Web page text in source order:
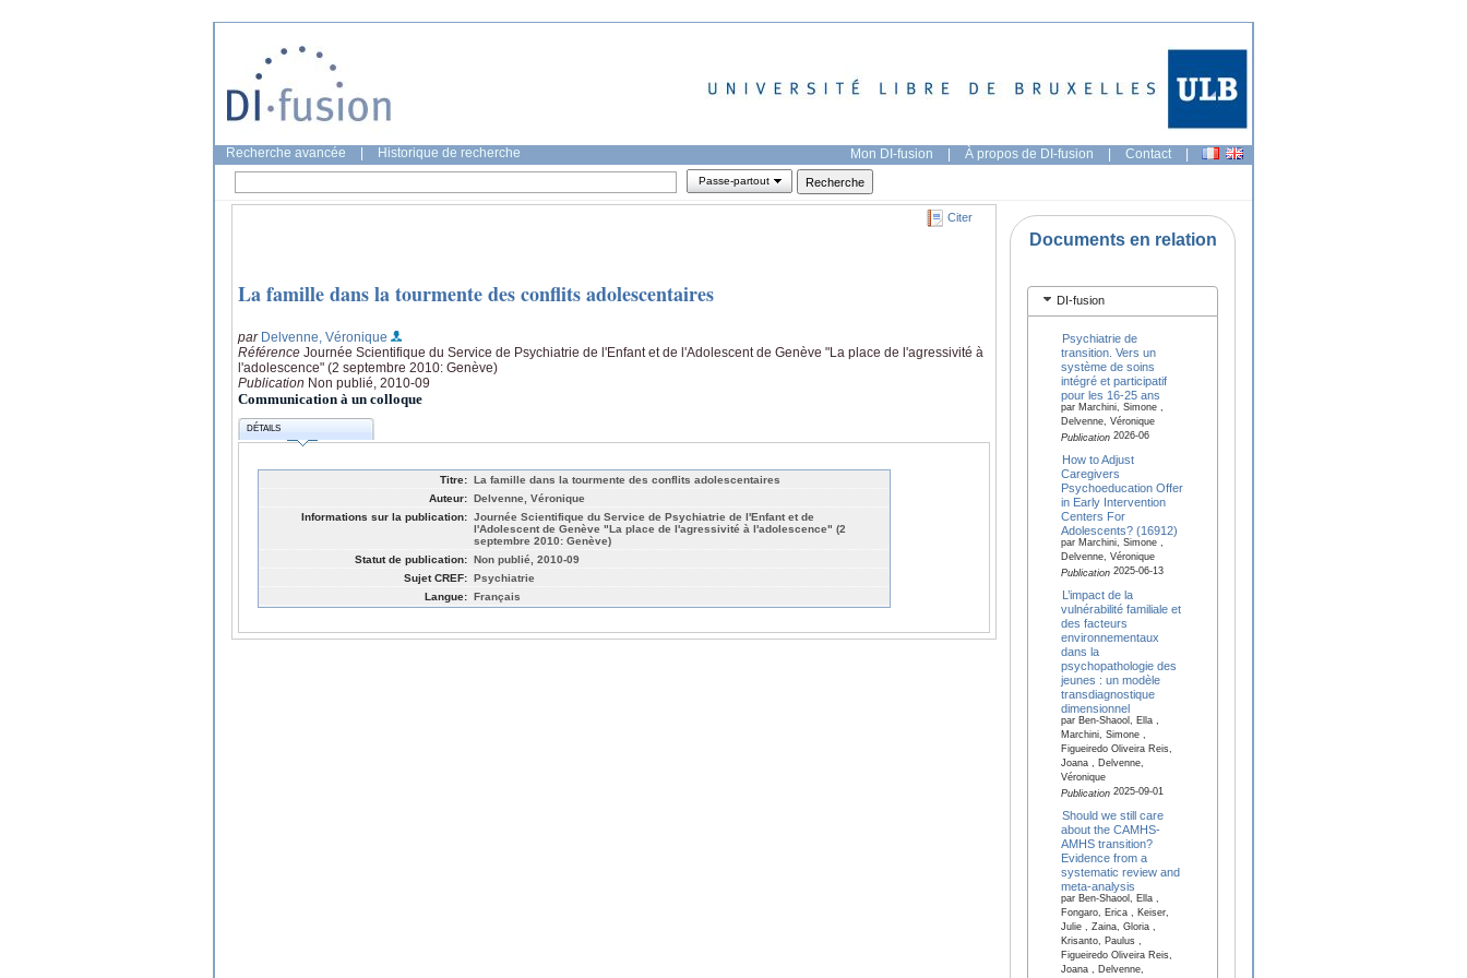
Recherche avancée Historique de recherche Mon DI-fusion | À propos de DI-fusion | Contact |
Passe-partout
Citer
La famille dans la tourmente des conflits adolescentaires
par Delvenne, Véronique
Référence Journée Scientifique du Service de Psychiatrie de l'Enfant et de l'Adolescent de Genève "La place de l'agressivité à
l'adolescence" (2 septembre 2010: Genève)
Publication Non publié, 2010-09
Communication à un colloque
DÉTAILS
Titre: La famille dans la tourmente des conflits adolescentaires
Auteur: Delvenne, Véronique
Informations sur la publication: Journée Scientifique du Service de Psychiatrie de l'Enfant et de
l'Adolescent de Genève "La place de l'agressivité à l'adolescence" (2
septembre 2010: Genève)
Statut de publication: Non publié, 2010-09
Sujet CREF: Psychiatrie
Langue: Français
Documents en relation
DI-fusion
Psychiatrie de
transition. Vers un
système de soins
intégré et participatif
pour les 16-25 ans
par Marchini, Simone ,
Delvenne, Véronique
Publication2026-06
How to Adjust
Caregivers
Psychoeducation Offer
in Early Intervention
Centers For
Adolescents? (16912)
par Marchini, Simone ,
Delvenne, Véronique
Publication2025-06-13
L’impact de la
vulnérabilité familiale et
des facteurs
environnementaux
dans la
psychopathologie des
jeunes : un modèle
transdiagnostique
dimensionnel
par Ben-Shaool, Ella ,
Marchini, Simone ,
Figueiredo Oliveira Reis,
Joana , Delvenne,
Véronique
Publication2025-09-01
Should we still care
about the CAMHS-
AMHS transition?
Evidence from a
systematic review and
meta-analysis
par Ben-Shaool, Ella ,
Fongaro, Erica , Keiser,
Julie , Zaina, Gloria ,
Krisanto, Paulus ,
Figueiredo Oliveira Reis,
Joana , Delvenne,